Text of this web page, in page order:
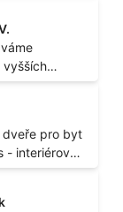
vyšších
- účelem je
kg / m3
- interiérové
levé, 2 ks